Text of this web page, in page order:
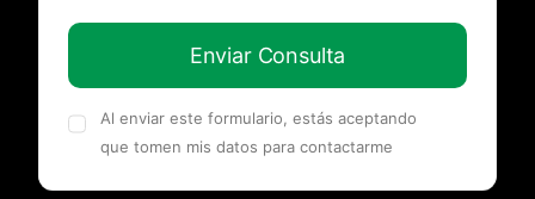
Enviar Consulta
Al enviar este formulario, estás aceptando
que tomen mis datos para contactarme